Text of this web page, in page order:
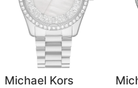
Michael Kors